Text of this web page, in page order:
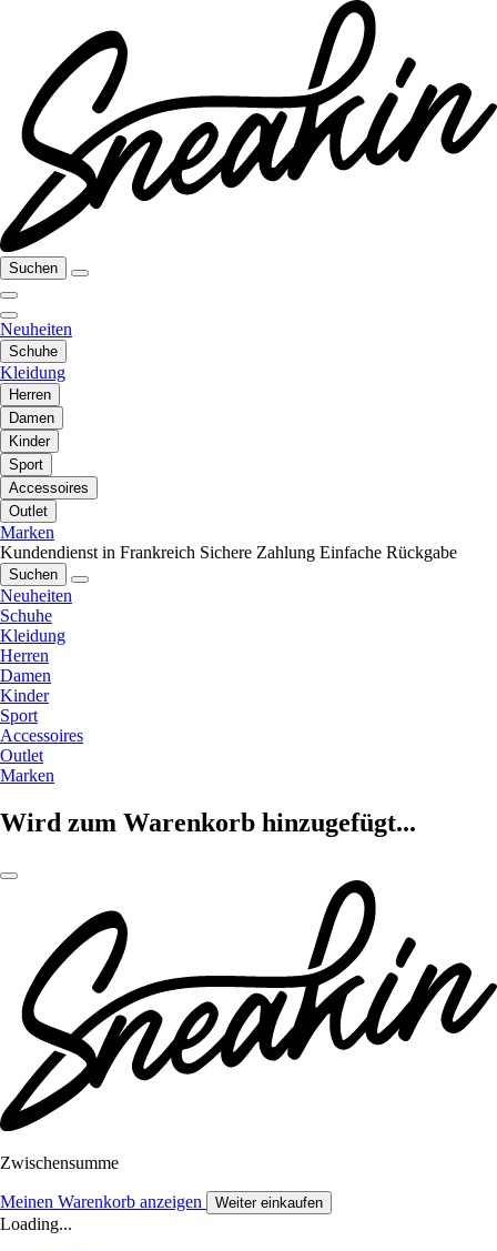
Suchen
Neuheiten
Schuhe
Kleidung
Herren
Damen
Kinder
Sport
Accessoires
Outlet
Marken
Kundendienst in Frankreich Sichere Zahlung Einfache Rückgabe
Suchen
Neuheiten
Schuhe
Kleidung
Herren
Damen
Kinder
Sport
Accessoires
Outlet
Marken
Wird zum Warenkorb hinzugefügt...
Zwischensumme
Meinen Warenkorb anzeigen Weiter einkaufen
Loading...